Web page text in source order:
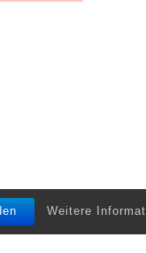
Weitere